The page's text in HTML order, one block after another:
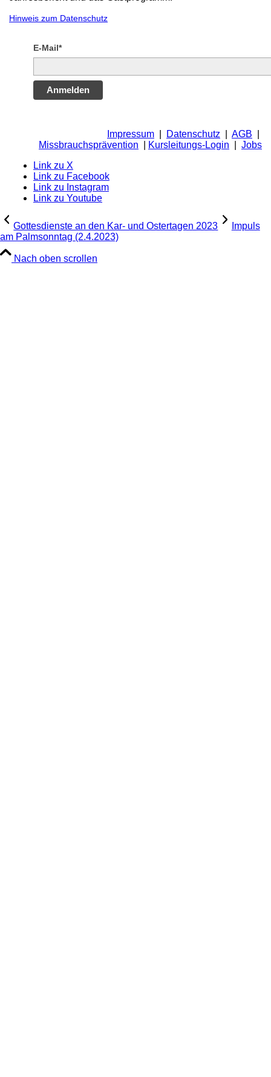
Hinweis zum Datenschutz
E-Mail*
Anmelden
Impressum Datenschutz AGB
Missbrauchsprävention
Kursleitungs-Login
Jobs
Link zu X
Link zu Facebook
Link zu Instagram
Link zu Youtube
Gottesdienste an den Kar- und Ostertagen 2023
Impuls
am Palmsonntag (2.4.2023)
Nach oben scrollen